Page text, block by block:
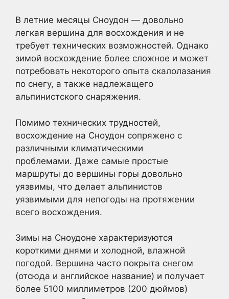
В летние месяцы Сноудон — довольно
легкая вершина для восхождения и не
требует технических возможностей. Однако
зимой восхождение более сложное и может
потребовать некоторого опыта скалолазания
по снегу, а также надлежащего
альпинистского снаряжения.
Помимо технических трудностей,
восхождение на Сноудон сопряжено с
различными климатическими
проблемами. Даже самые простые
маршруты до вершины горы довольно
уязвимы, что делает альпинистов
уязвимыми для непогоды на протяжении
всего восхождения.
Зимы на Сноудоне характеризуются
короткими днями и холодной, влажной
погодой. Вершина часто покрыта снегом
(отсюда и английское название) и получает
более 5100 миллиметров (200 дюймов)